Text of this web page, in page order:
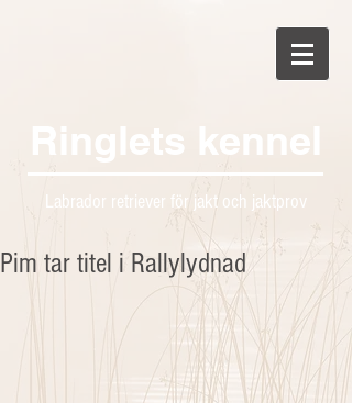
Ringlets kennel
Labrador retriever för jakt och jaktprov
Pim tar titel i Rallylydnad